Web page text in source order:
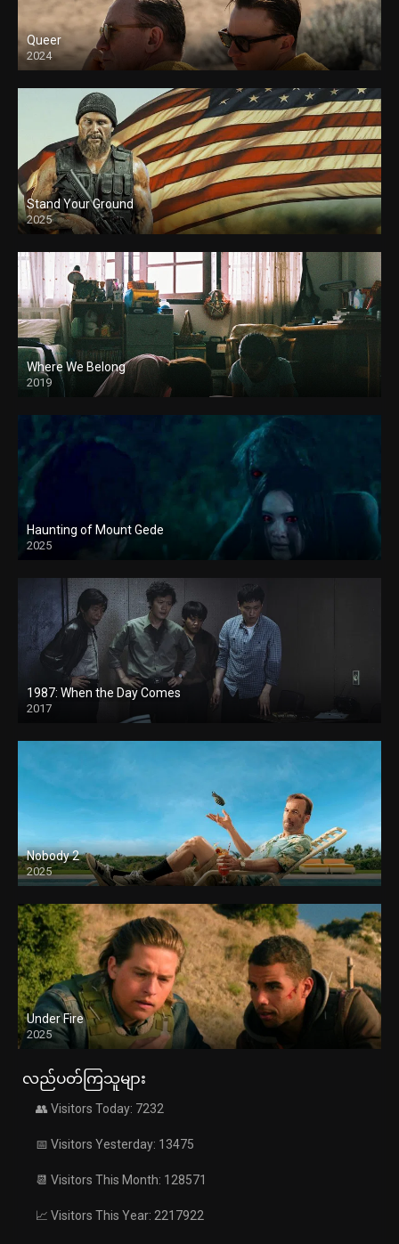
Queer
2024
Stand Your Ground
2025
Where We Belong
2019
Haunting of Mount Gede
2025
1987: When the Day Comes
2017
Nobody 2
2025
Under Fire
2025
လည်ပတ်ကြသူများ
👥 Visitors Today: 7232
📅 Visitors Yesterday: 13475
📆 Visitors This Month: 128571
📈 Visitors This Year: 2217922